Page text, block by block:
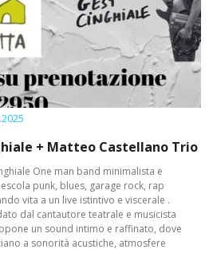
+ Matteo Castellano Trio
One man band minimalista e
punk, blues, garage rock, rap
vita a un live istintivo e viscerale .
dal cantautore teatrale e musicista
un sound intimo e raffinato, dove
a sonorità acustiche, atmosfere